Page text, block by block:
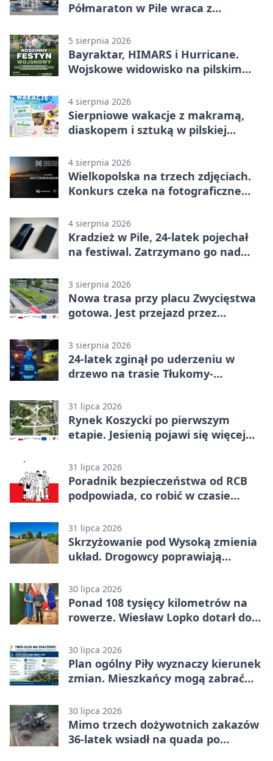
Półmaraton w Pile wraca z
5 sierpnia 2026
Bayraktar, HIMARS i Hurricane.
Wojskowe widowisko na pilskim
4 sierpnia 2026
Sierpniowe wakacje z makramą,
diaskopem i sztuką w pilskiej
4 sierpnia 2026
Wielkopolska na trzech zdjęciach.
Konkurs czeka na fotograficzne
4 sierpnia 2026
Kradzież w Pile, 24-latek pojechał
na festiwal. Zatrzymano go nad
3 sierpnia 2026
Nowa trasa przy placu Zwycięstwa
gotowa. Jest przejazd przez
3 sierpnia 2026
24-latek zginął po uderzeniu w
drzewo na trasie Tłukomy-
31 lipca 2026
Rynek Koszycki po pierwszym
etapie. Jesienią pojawi się więcej
31 lipca 2026
Poradnik bezpieczeństwa od RCB
podpowiada, co robić w czasie
31 lipca 2026
Skrzyżowanie pod Wysoką zmienia
układ. Drogowcy poprawiają
30 lipca 2026
Ponad 108 tysięcy kilometrów na
rowerze. Wiesław Lopko dotarł do
30 lipca 2026
Plan ogólny Piły wyznaczy kierunek
zmian. Mieszkańcy mogą zabrać
30 lipca 2026
Mimo trzech dożywotnich zakazów
36-latek wsiadł na quada po